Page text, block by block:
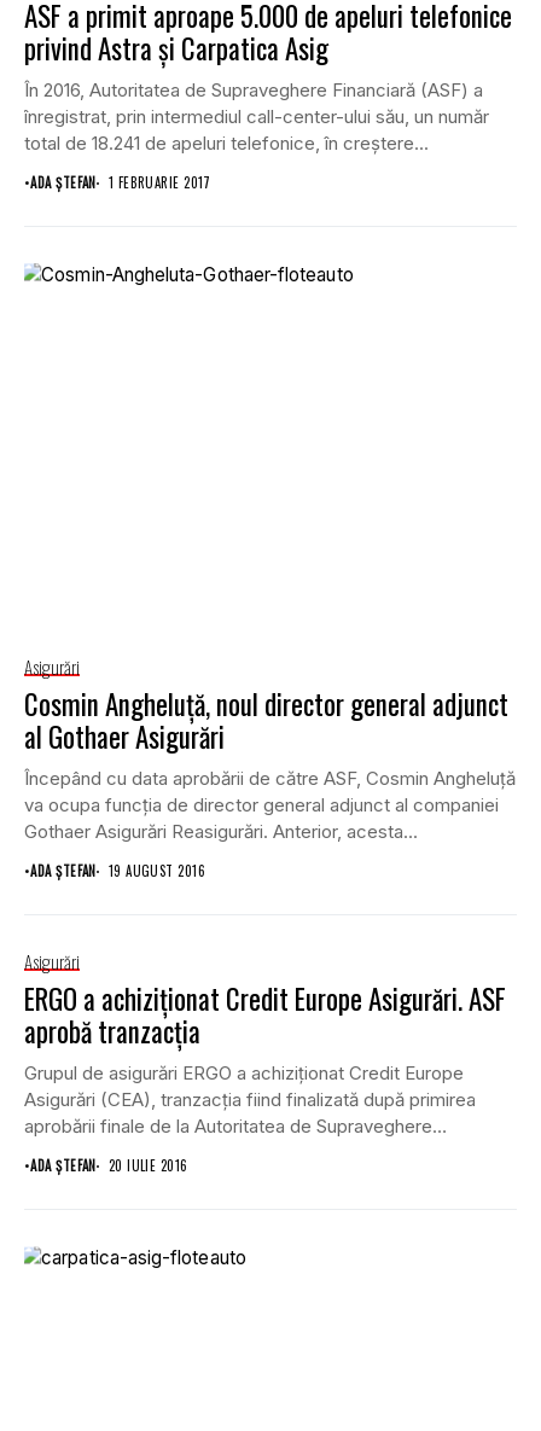
ASF a primit aproape 5.000 de apeluri telefonice
privind Astra şi Carpatica Asig
În 2016, Autoritatea de Supraveghere Financiară (ASF) a
înregistrat, prin intermediul call-center-ului său, un număr
total de 18.241 de apeluri telefonice, în creştere...
•ADA ȘTEFAN 1 FEBRUARIE 2017
Asigurări
Cosmin Angheluţă, noul director general adjunct
al Gothaer Asigurări
Începând cu data aprobării de către ASF, Cosmin Angheluţă
va ocupa funcţia de director general adjunct al companiei
Gothaer Asigurări Reasigurări. Anterior, acesta...
•ADA ȘTEFAN 19 AUGUST 2016
Asigurări
ERGO a achiziționat Credit Europe Asigurări. ASF
aprobă tranzacția
Grupul de asigurări ERGO a achiziționat Credit Europe
Asigurări (CEA), tranzacția fiind finalizată după primirea
aprobării finale de la Autoritatea de Supraveghere
Financiară...
•ADA ȘTEFAN 20 IULIE 2016